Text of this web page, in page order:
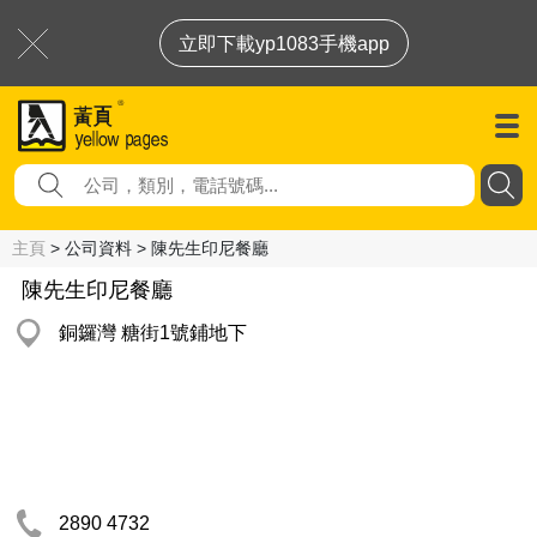
立即下載yp1083手機app
主頁 > 公司資料 > 陳先生印尼餐廳
陳先生印尼餐廳
銅鑼灣 糖街1號鋪地下
2890 4732